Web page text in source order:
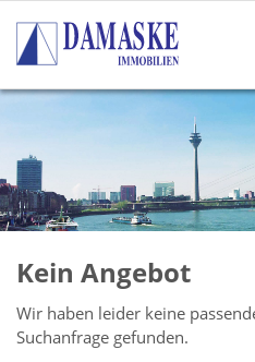
Kein Angebot
Wir haben leider keine
Suchanfrage gefunden.